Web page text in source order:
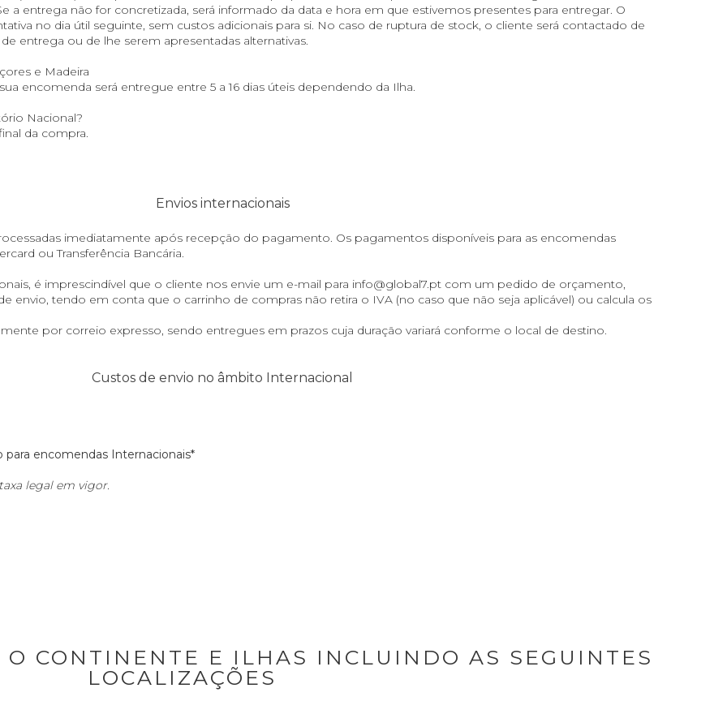
a entrega não for concretizada, será informado da data e hora em que estivemos presentes para entregar. O
no dia útil seguinte, sem custos adicionais para si. No caso de ruptura de stock, o cliente será contactado de
entrega ou de lhe serem apresentadas alternativas.
e Madeira
encomenda será entregue entre 5 a 16 dias úteis dependendo da Ilha.
Nacional?
da compra.
Envios internacionais
imediatamente após recepção do pagamento. Os pagamentos disponíveis para as encomendas
ou Transferência Bancária.
é imprescindível que o cliente nos envie um e-mail para info@global7.pt com um pedido de orçamento,
envio, tendo em conta que o carrinho de compras não retira o IVA (no caso que não seja aplicável) ou calcula os
por correio expresso, sendo entregues em prazos cuja duração variará conforme o local de destino.
Custos de envio no âmbito Internacional
encomendas Internacionais*
legal em vigor.
CONTINENTE E ILHAS INCLUINDO AS SEGUINTES
LOCALIZAÇÕES